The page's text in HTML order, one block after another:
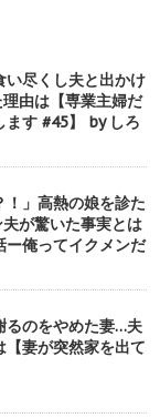
い尽くし夫と出かけ
由は【専業主婦だ
ます #45】 by しろ
！」高熱の娘を診た
が驚いた事実とは
ー俺ってイクメンだ
るのをやめた妻…夫
妻が突然家を出て